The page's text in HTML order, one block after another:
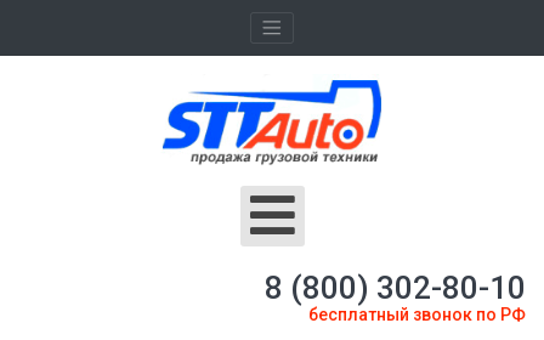
8 (800) 302-80-10
бесплатный звонок по РФ